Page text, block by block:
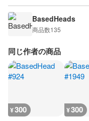
BasedHeads
商品数135
同じ作者の商品
¥300 ¥300